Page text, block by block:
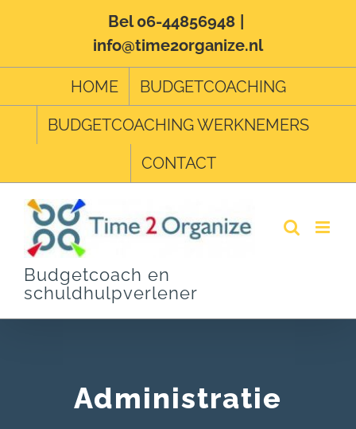
Bel 06-44856948
info@time2organize.nl
HOME
BUDGETCOACHING
BUDGETCOACHING WERKNEMERS
CONTACT
Budgetcoach en
schuldhulpverlener
Administratie